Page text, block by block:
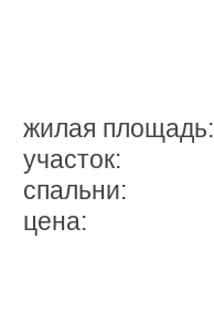
жилая площадь:
участок:
спальни:
ценa: